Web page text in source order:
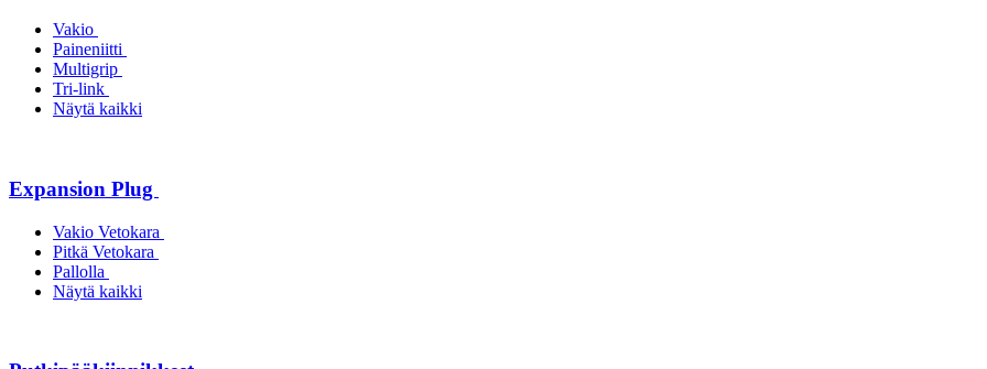
Vakio
Paineniitti
Multigrip
Tri-link
Näytä kaikki
Expansion Plug
Vakio Vetokara
Pitkä Vetokara
Pallolla
Näytä kaikki